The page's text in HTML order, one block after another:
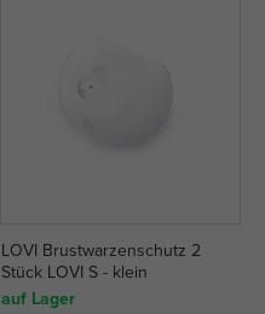
LOVI Brustwarzenschutz 2
Stück LOVI S - klein
auf Lager